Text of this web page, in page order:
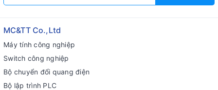
MC&TT Co.,Ltd
Máy tính công nghiệp
Switch công nghiệp
Bộ chuyển đổi quang điện
Bộ lập trình PLC